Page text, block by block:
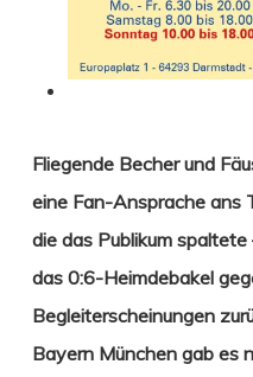
Fliegende Becher und
eine Fan-Ansprache ans
die das Publikum
das 0:6-Heimdebakel
Begleiterscheinungen
Bayern München gab es